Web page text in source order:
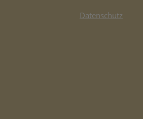
Datenschutz